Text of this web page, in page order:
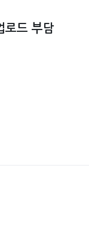
로드 부담